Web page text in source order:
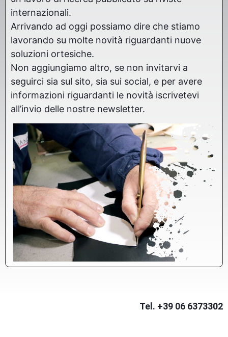
internazionali.
Arrivando ad oggi possiamo dire che stiamo
lavorando su molte novità riguardanti nuove
soluzioni ortesiche.
Non aggiungiamo altro, se non invitarvi a
seguirci sia sul sito, sia sui social, e per avere
informazioni riguardanti le novità iscrivetevi
all’invio delle nostre newsletter.
Tel. +39 06 6373302